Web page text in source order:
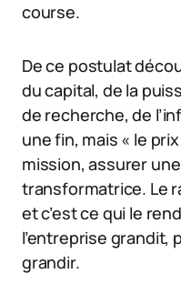
course.
De ce postulat
du capital, de la
de recherche, de
une fin, mais « le
mission, assurer
transformatrice. Le
et c’est ce qui le
l’entreprise grandit,
grandir.